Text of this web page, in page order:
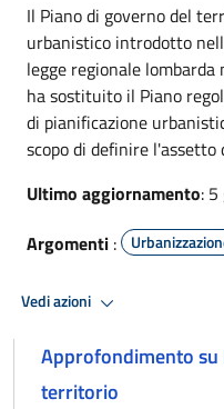
Il Piano di governo del
urbanistico introdotto
legge regionale
ha sostituito il Piano
di pianificazione
scopo di definire
Ultimo aggiornamento:
Argomenti :
Vedi azioni
Approfondimento su
territorio